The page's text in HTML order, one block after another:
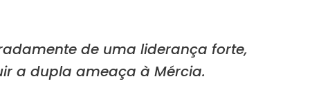
de uma liderança forte,
a dupla ameaça à Mércia.